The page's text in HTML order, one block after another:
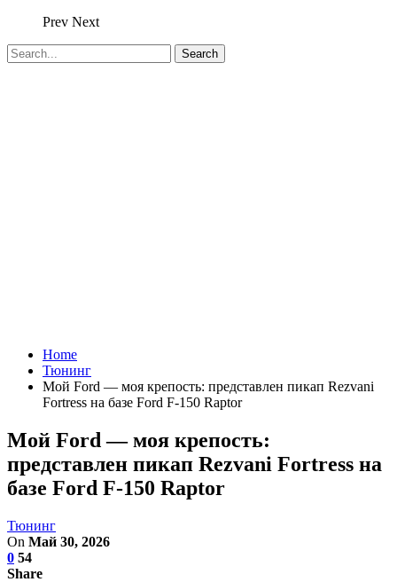
Prev Next
Home
Тюнинг
Мой Ford — моя крепость: представлен пикап Rezvani
Fortress на базе Ford F-150 Raptor
Мой Ford — моя крепость:
представлен пикап Rezvani Fortress на
базе Ford F-150 Raptor
Тюнинг
On Май 30, 2026
0 54
Share